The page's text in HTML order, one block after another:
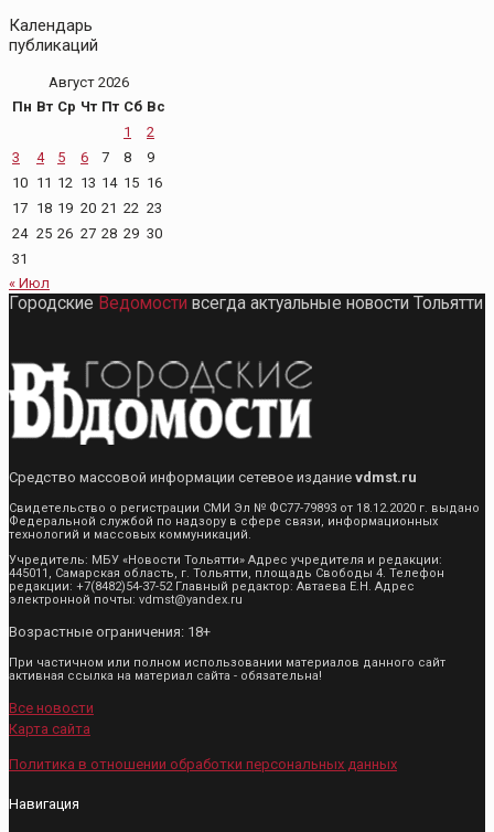
Календарь
публикаций
Август 2026
Пн Вт Ср Чт Пт Сб Вс
1
2
3
4 5 6 7 8
9
10 11 12 13 14 15 16
17 18 19 20 21 22 23
24 25 26 27 28 29 30
31
« Июл
Городские Ведомости всегда актуальные новости Тольятти
Средство массовой информации сетевое издание vdmst.ru
Свидетельство о регистрации СМИ Эл № ФС77-79893 от 18.12.2020 г. выдано
Федеральной службой по надзору в сфере связи, информационных
технологий и массовых коммуникаций.
Учредитель: МБУ «Новости Тольятти» Адрес учредителя и редакции:
445011, Самарская область, г. Тольятти, площадь Свободы 4. Телефон
редакции: +7(8482)54-37-52 Главный редактор: Автаева Е.Н. Адрес
электронной почты: vdmst@yandex.ru
Возрастные ограничения: 18+
При частичном или полном использовании материалов данного сайт
активная ссылка на материал сайта - обязательна!
Все новости
Карта сайта
Политика в отношении обработки персональных данных
Навигация